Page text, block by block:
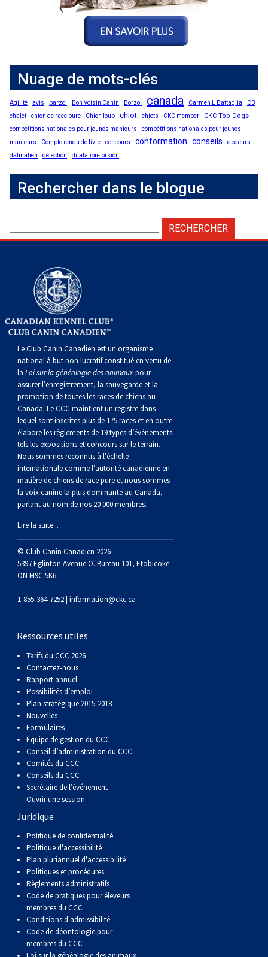
Nuage de mots-clés
Agilité avis barzoi Bon Voisin Canin Borzoi canada Carmen L Battaglia
CB
chalet
chien de race pure Chien loup chiot chiots CKC member CKC Top Dogs
competitions nationales pour jeunes manieurs
compétitions nationales pour jeunes
manieurs
Compte rendu de livre concours conformation conseils
d’odeurs
dalmatien
détection dilatation-torsion
Rechercher dans le blogue
Le Club Canin Canadien est un organisme
national à but non lucratif constitué en vertu de
la Loi sur la généalogie des animauxpour
assurer l’enregistrement, la sauvegarde et la
promotion de toutes les races de chiens au
Canada. Le CCC maintient un registre dans
lequel sont inscrites plus de 175 races et en outre
élabore les règlements de 19 types d’événements
tels les expositions et concours sur le terrain.
Nous sommes reconnus à l’échelle
internationale comme l’autorité canadienne en
matière de chiens de race pure et nous sommes
la voix canine la plus dominante au Canada,
parlant au nom de nos 20 000 membres.
Lire la suite...
© Club Canin Canadien 2026
5397 Eglinton Avenue O. Bureau 101, Etobicoke
ON M9C 5K6
1-855-364-7252 | information@ckc.ca
Ressources utiles
Tarifs du CCC 2026
Contactez-nous
Rapport annuel
Possibilités d’emploi
Plan stratégique 2015-2018
Nouvelles
Formulaires
Équipe de gestion du CCC
Conseil d’administration du CCC
Comités du CCC
Conseils du CCC
Secrétaire de l’événement
Ouvrir une session
Juridique
Politique de confidentialité
Politique d'accessibilité
Plan pluriannuel d'accessibilité
Politiques et procédures
Règlements administratifs
Code de pratiques pour éleveurs
membres du CCC
Conditions d'admissibilité
Code de déontologie pour
membres du CCC